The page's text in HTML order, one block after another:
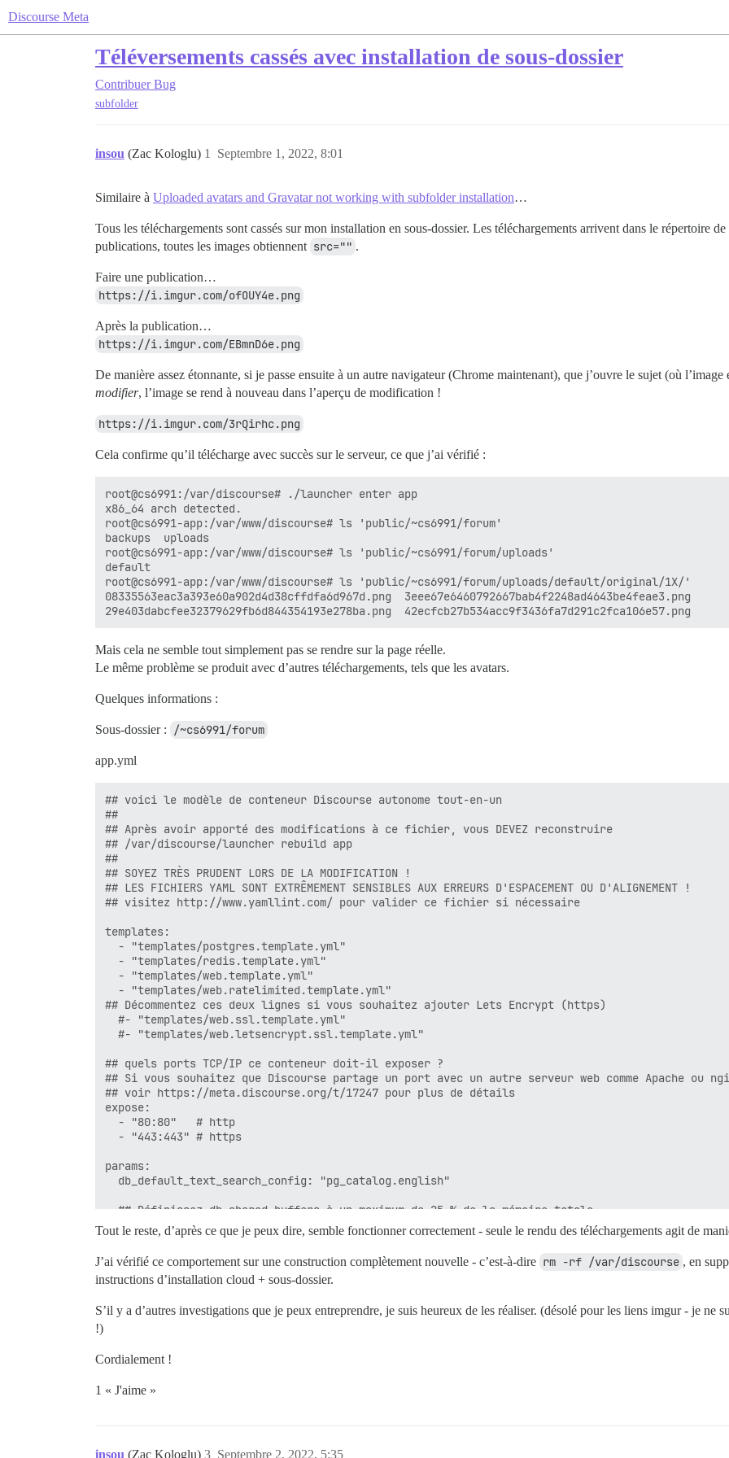
Discourse Meta
Téléversements cassés avec installation de sous-dossier
Contribuer Bug
subfolder
insou (Zac Kologlu) Septembre 1, 2022, 8:01
1
Similaire à Uploaded avatars and Gravatar not working with subfolder installation…
Tous les téléchargements sont cassés sur mon installation en sous-dossier. Les téléchargements arrivent dans le répertoire
publications, toutes les images obtiennent src="" .
Faire une publication…
https://i.imgur.com/ofOUY4e.png
Après la publication…
https://i.imgur.com/EBmnD6e.png
De manière assez étonnante, si je passe ensuite à un autre navigateur (Chrome maintenant), que j’ouvre le sujet (où
modifier, l’image se rend à nouveau dans l’aperçu de modification !
https://i.imgur.com/3rQirhc.png
Cela confirme qu’il télécharge avec succès sur le serveur, ce que j’ai vérifié :
root@cs6991:/var/discourse# ./launcher enter app
x86_64 arch detected.
root@cs6991-app:/var/www/discourse# ls 'public/~cs6991/forum'
backups  uploads
root@cs6991-app:/var/www/discourse# ls 'public/~cs6991/forum/uploads'
default
root@cs6991-app:/var/www/discourse# ls 'public/~cs6991/forum/uploads/default/original/1X/'
08335563eac3a393e60a902d4d38cffdfa6d967d.png  3eee67e6460792667bab4f2248ad4643be4feae3.png
Mais cela ne semble tout simplement pas se rendre sur la page réelle.
Le même problème se produit avec d’autres téléchargements, tels que les avatars.
Quelques informations :
Sous-dossier : /~cs6991/forum
app.yml
## voici le modèle de conteneur Discourse autonome tout-en-un
##
## Après avoir apporté des modifications à ce fichier, vous DEVEZ reconstruire
## /var/discourse/launcher rebuild app
##
## SOYEZ TRÈS PRUDENT LORS DE LA MODIFICATION !
## LES FICHIERS YAML SONT EXTRÊMEMENT SENSIBLES AUX ERREURS D'ESPACEMENT OU D'ALIGNEMENT !
## visitez http://www.yamllint.com/ pour valider ce fichier si nécessaire
templates:
  - "templates/postgres.template.yml"
  - "templates/redis.template.yml"
  - "templates/web.template.yml"
  - "templates/web.ratelimited.template.yml"
## Décommentez ces deux lignes si vous souhaitez ajouter Lets Encrypt (https)
  #- "templates/web.ssl.template.yml"
  #- "templates/web.letsencrypt.ssl.template.yml"
## quels ports TCP/IP ce conteneur doit-il exposer ?
## Si vous souhaitez que Discourse partage un port avec un autre serveur web comme Apache ou
## voir https://meta.discourse.org/t/17247 pour plus de détails
expose:
  - "80:80"   # http
  - "443:443" # https
params:
  db_default_text_search_config: "pg_catalog.english"
  ## Définissez db_shared_buffers à un maximum de 25 % de la mémoire totale.
## sera défini automatiquement par bootstrap en fonction de la RAM détectée, ou vous pouvez
  db_shared_buffers: "128MB"
## peut améliorer les performances de tri, mais augmente l'utilisation de la mémoire par
  #db_work_mem: "40MB"
  ## Quelle révision Git ce conteneur doit-il utiliser ? (défaut : tests-passed)
env:
  LANG: en_US.UTF-8
Tout le reste, d’après ce que je peux dire, semble fonctionner correctement - seule le rendu des téléchargements agit de
J’ai vérifié ce comportement sur une construction complètement nouvelle - c’est-à-dire rm -rf /var/discourse , en
instructions d’installation cloud + sous-dossier.
S’il y a d’autres investigations que je peux entreprendre, je suis heureux de les réaliser. (désolé pour les liens imgur - je ne
!)
Cordialement !
1 « J'aime »
insou (Zac Kologlu) Septembre 2, 2022, 5:35
3